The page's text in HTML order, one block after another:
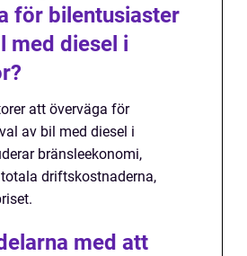
för bilentusiaster
med diesel i
att överväga för
av bil med diesel i
bränsleekonomi,
driftskostnaderna,
med att